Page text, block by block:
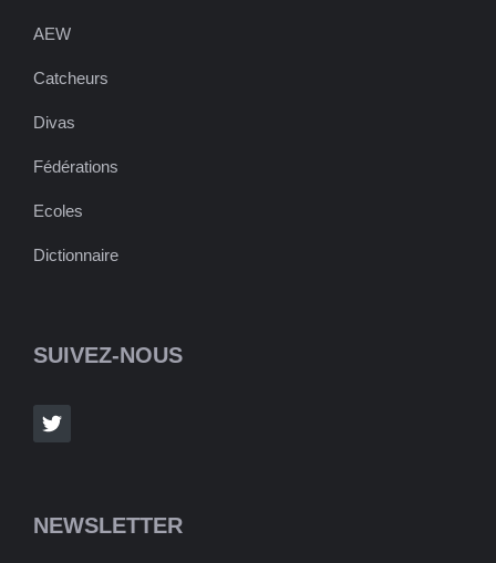
AEW
Catcheurs
Divas
Fédérations
Ecoles
Dictionnaire
SUIVEZ-NOUS
NEWSLETTER